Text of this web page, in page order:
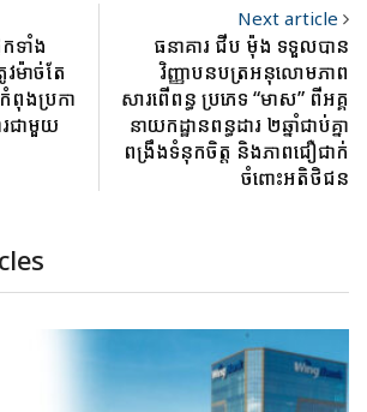
កទាំង
ម៉ាច់តែ
ពុងប្រកា
រជាមួយ
Next article
ធនាគារ ជីប ម៉ុង ទទួលបាន
វិញ្ញាបនបត្រអនុលោមភាព
សារពើពន្ធ ប្រភេទ “មាស” ពីអគ្គ
នាយកដ្ឋានពន្ធដារ ២ឆ្នាំជាប់គ្នា
ពង្រឹងទំនុកចិត្ត និងភាពជឿជាក់
ចំពោះអតិថិជន